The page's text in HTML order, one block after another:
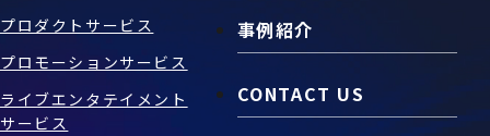
プロダクトサービス
プロモーションサービス
ライブエンタテイメント
サービス
事例紹介
CONTACT US